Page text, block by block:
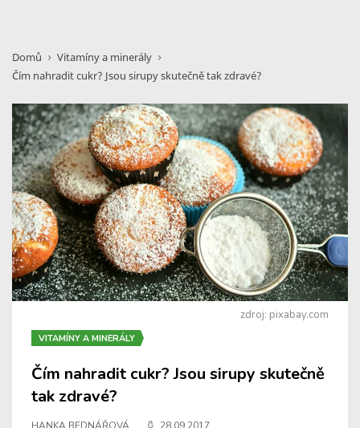
Domů
Vitamíny a minerály
Čím nahradit cukr? Jsou sirupy skutečně tak zdravé?
zdroj: pixabay.com
VITAMÍNY A MINERÁLY
Čím nahradit cukr? Jsou sirupy skutečně
tak zdravé?